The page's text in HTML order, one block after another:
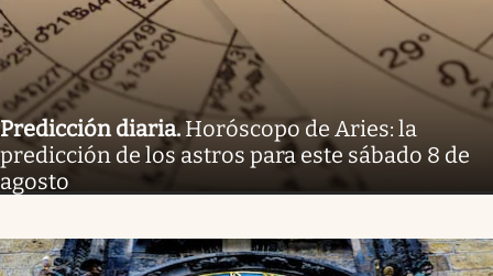
Predicción diaria.Horóscopo de Aries: la
predicción de los astros para este sábado 8 de
agosto